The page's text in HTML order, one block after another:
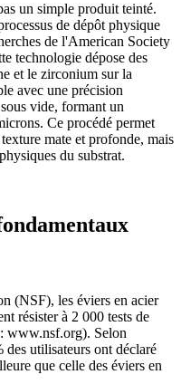
un simple produit teinté.
de dépôt physique
de l'American Society
technologie dépose des
et le zirconium sur la
avec une précision
vide, formant un
Ce procédé permet
mate et profonde, mais
du substrat.
(NSF), les éviers en acier
résister à 2 000 tests de
www.nsf.org). Selon
utilisateurs ont déclaré
que celle des éviers en